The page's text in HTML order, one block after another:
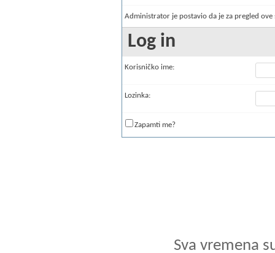
Administrator je postavio da je za pregled
Log in
Korisničko ime:
Lozinka:
Zapamti me?
Sva vremena